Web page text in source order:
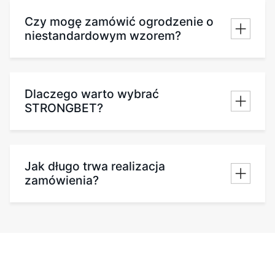
Czy mogę zamówić ogrodzenie o
niestandardowym wzorem?
Dlaczego warto wybrać
STRONGBET?
Jak długo trwa realizacja
zamówienia?